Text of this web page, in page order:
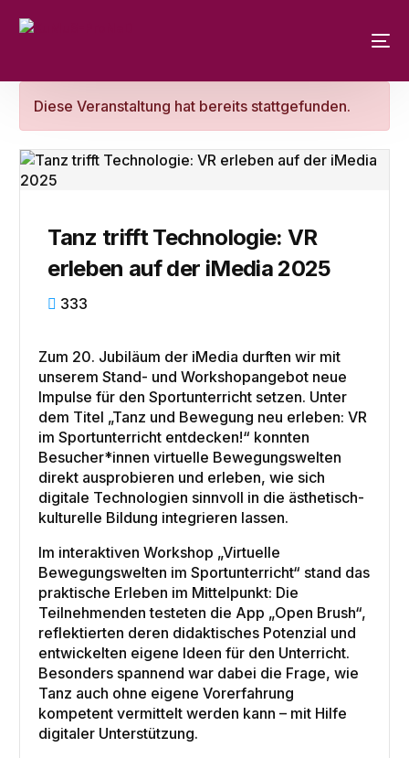
Diese Veranstaltung hat bereits stattgefunden.
Tanz trifft Technologie: VR
erleben auf der iMedia 2025
333
Zum 20. Jubiläum der iMedia durften wir mit
unserem Stand- und Workshopangebot neue
Impulse für den Sportunterricht setzen. Unter
dem Titel „Tanz und Bewegung neu erleben: VR
im Sportunterricht entdecken!“ konnten
Besucher*innen virtuelle Bewegungswelten
direkt ausprobieren und erleben, wie sich
digitale Technologien sinnvoll in die ästhetisch-
kulturelle Bildung integrieren lassen.
Im interaktiven Workshop „Virtuelle
Bewegungswelten im Sportunterricht“ stand das
praktische Erleben im Mittelpunkt: Die
Teilnehmenden testeten die App „Open Brush“,
reflektierten deren didaktisches Potenzial und
entwickelten eigene Ideen für den Unterricht.
Besonders spannend war dabei die Frage, wie
Tanz auch ohne eigene Vorerfahrung
kompetent vermittelt werden kann – mit Hilfe
digitaler Unterstützung.